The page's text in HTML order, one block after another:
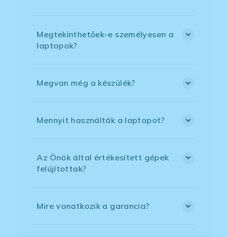
Megtekinthetőek-e személyesen a
laptopok?
Megvan még a készülék?
Mennyit használták a laptopot?
Az Önök által értékesített gépek
felújítottak?
Mire vonatkozik a garancia?